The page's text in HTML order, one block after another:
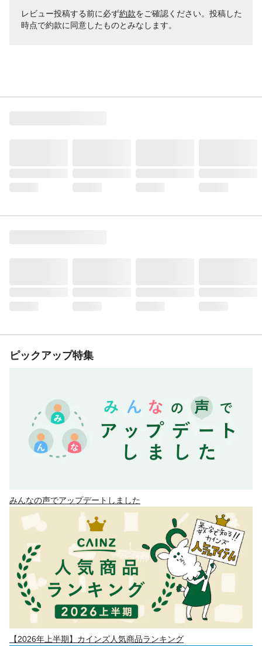
レビュー投稿する前に必ず約款をご確認ください。投稿した
時点で約款に同意したものとみなします。
ピックアップ特集
みんなの声でアップデートしました
【2026年上半期】カインズ人気商品ランキング